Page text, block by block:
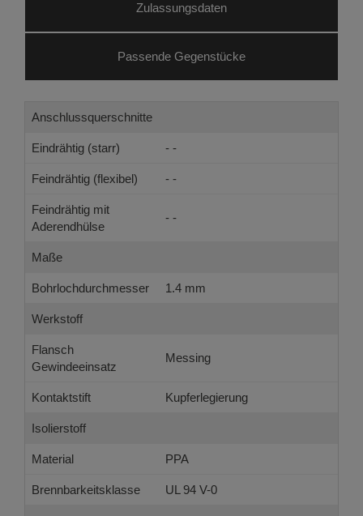
Zulassungsdaten
Passende Gegenstücke
Anschlussquerschnitte
Eindrähtig (starr) - -
Feindrähtig (flexibel) - -
Feindrähtig mit
Aderendhülse
- -
Maße
Bohrlochdurchmesser 1.4 mm
Werkstoff
Flansch
Gewindeeinsatz
Messing
Kontaktstift Kupferlegierung
Isolierstoff
Material PPA
Brennbarkeitsklasse UL 94 V-0